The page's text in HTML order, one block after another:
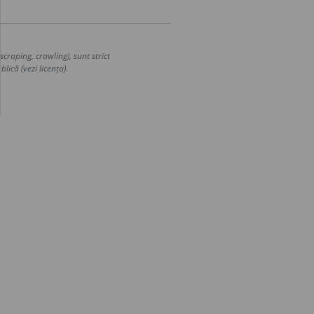
crawling), sunt strict
(vezi licența).